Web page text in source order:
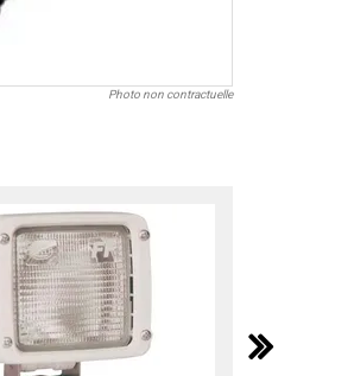
Photo non contractuelle